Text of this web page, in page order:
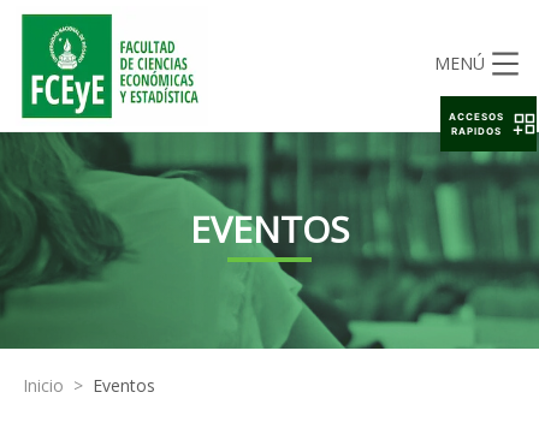
MENÚ
EVENTOS
Inicio > Eventos
ACCESOS
RAPIDOS